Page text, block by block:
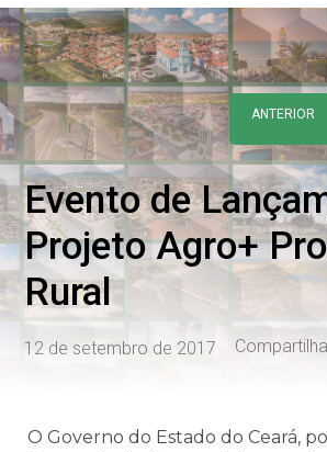
ANTERIOR
Evento de
Projeto Agro+
Rural
12 de setembro de 2017
O Governo do Estado do Ceará,